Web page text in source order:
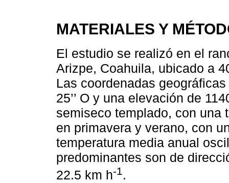
MATERIALES Y
El estudio se realizó en el
Arizpe, Coahuila, ubicado a
Las coordenadas geográficas
25’’ O y una elevación de
semiseco templado, con una
en primavera y verano, con
temperatura media anual
predominantes son de
22.5 km h-1.